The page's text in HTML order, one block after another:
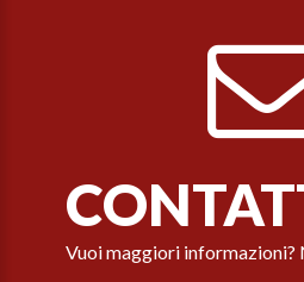
Vuoi maggiori informazioni?